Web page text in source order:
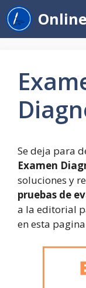
Saltar
al
contenido
Se deja para
Examen
soluciones y
pruebas de
a la editorial
en esta